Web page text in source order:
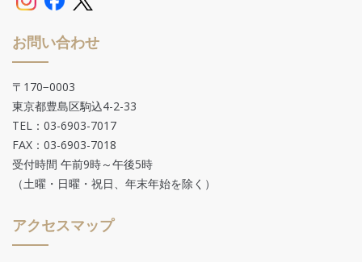
お問い合わせ
〒170−0003
東京都豊島区駒込4-2-33
TEL：03-6903-7017
FAX：03-6903-7018
受付時間 午前9時～午後5時
（土曜・日曜・祝日、年末年始を除く）
アクセスマップ